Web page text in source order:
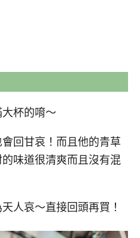
杯的唷～
回甘哀！而且他的青草
味道很清爽而且沒有混
人哀～直接回頭再買！